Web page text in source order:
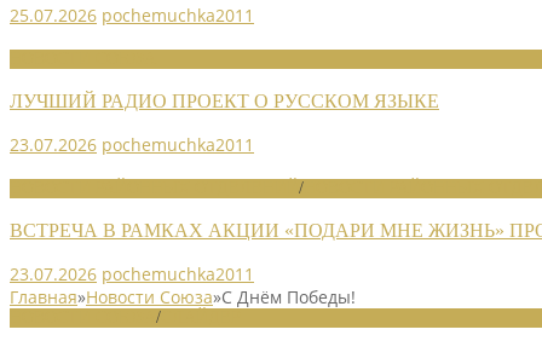
25.07.2026 pochemuchka2011
ЛУЧШИЙ РАДИО ПРОЕКТ О РУССКОМ ЯЗЫКЕ
23.07.2026 pochemuchka2011
/
ВСТРЕЧА В РАМКАХ АКЦИИ «ПОДАРИ МНЕ ЖИЗНЬ»
23.07.2026 pochemuchka2011
Главная»Новости Союза»С Днём Победы!
/